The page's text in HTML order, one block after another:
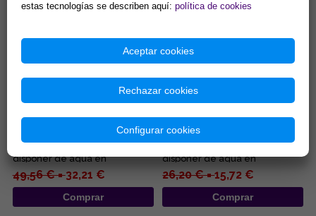
FUENTE RESINA BUNDA
GRANDE 25X25CM
disponer de agua en
movimiento en tu casa o
negocio es una ma...
49,56 € =32,21 €
Comprar
FUENTE RESINA BUDA
disponer de agua en
movimiento en tu casa o
negocio es una ma...
26,20 € =15,72 €
Comprar
estas tecnologías se describen aquí: política de cookies
Aceptar cookies
Rechazar cookies
Configurar cookies